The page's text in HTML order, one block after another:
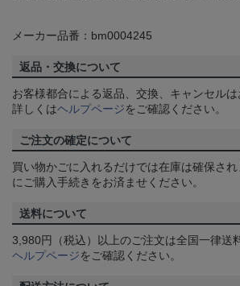
メーカー品番：bm0004245
返品・交換について
お客様都合による返品、交換、キャンセルは
詳しくはヘルプページをご確認ください。
ご注文の確定について
買い物かごに入れるだけでは在庫は確保さ
にご購入手続きをお済ませください。
送料について
3,980円（税込）以上のご注文は全国一律送
ヘルプページをご確認ください。